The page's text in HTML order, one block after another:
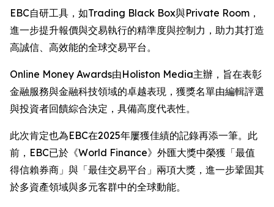
EBC自研工具，如Trading Black Box與Private Room，
進一步提升報價與交易執行的精準度與控制力，助力其打造
高誠信、高效能的全球交易平台。
Online Money Awards由Holiston Media主辦，旨在表彰
金融服務與金融科技領域的卓越表現，獲獎名單由編輯評選
與投資者回饋綜合決定，具備高度代表性。
此次肯定也為EBC在2025年屢獲佳績的記錄再添一筆。此
前，EBC已於《World Finance》外匯大獎中榮獲「最值
得信賴券商」與「最佳交易平台」兩項大獎，進一步鞏固其
於多資產領域與多元客群中的全球動能。